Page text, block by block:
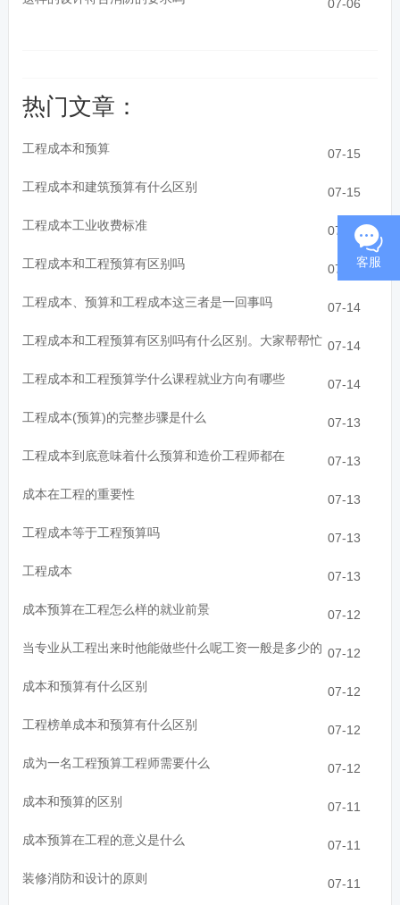
客服
07-06
热门文章：
工程成本和预算 07-15
工程成本和建筑预算有什么区别 07-15
工程成本工业收费标准 07-14
工程成本和工程预算有区别吗 07-14
工程成本、预算和工程成本这三者是一回事吗 07-14
工程成本和工程预算有区别吗有什么区别。大家帮帮忙 07-14
工程成本和工程预算学什么课程就业方向有哪些 07-14
工程成本(预算)的完整步骤是什么 07-13
工程成本到底意味着什么预算和造价工程师都在 07-13
成本在工程的重要性 07-13
工程成本等于工程预算吗 07-13
工程成本 07-13
成本预算在工程怎么样的就业前景 07-12
当专业从工程出来时他能做些什么呢工资一般是多少的 07-12
成本和预算有什么区别 07-12
工程榜单成本和预算有什么区别 07-12
成为一名工程预算工程师需要什么 07-12
成本和预算的区别 07-11
成本预算在工程的意义是什么 07-11
装修消防和设计的原则 07-11